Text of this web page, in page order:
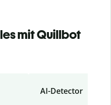
mit Quillbot
AI-Detector